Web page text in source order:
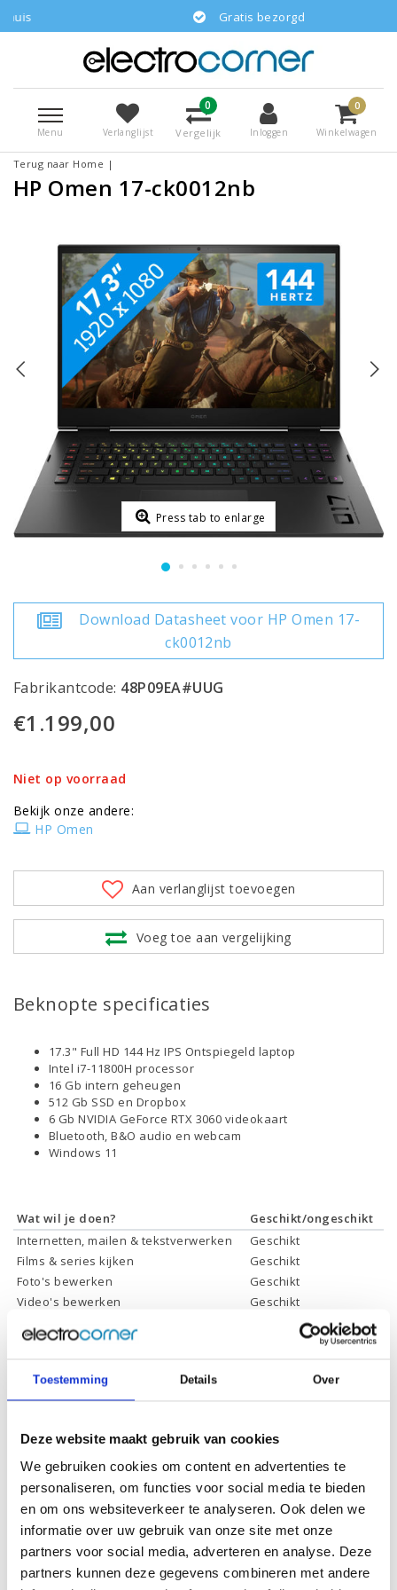
Toestemming Details Over
Deze website maakt gebruik van cookies
We gebruiken cookies om content en advertenties te
personaliseren, om functies voor social media te bieden
en om ons websiteverkeer te analyseren. Ook delen we
informatie over uw gebruik van onze site met onze
partners voor social media, adverteren en analyse. Deze
partners kunnen deze gegevens combineren met andere
Gratis bezorgd
Menu Verlanglijst
0
Vergelijk Inloggen
0
Winkelwagen
Terug naar Home |
HP Omen 17-ck0012nb
Press tab to enlarge
Download Datasheet voor HP Omen 17-
ck0012nb
Fabrikantcode: 48P09EA#UUG
€1.199,00
Niet op voorraad
Bekijk onze andere:
HP Omen
Aan verlanglijst toevoegen
Voeg toe aan vergelijking
Beknopte specificaties
17.3" Full HD 144 Hz IPS Ontspiegeld laptop
Intel i7-11800H processor
16 Gb intern geheugen
512 Gb SSD en Dropbox
6 Gb NVIDIA GeForce RTX 3060 videokaart
Bluetooth, B&O audio en webcam
Windows 11
Wat wil je doen?
Geschikt/ongeschikt
Internetten, mailen & tekstverwerken
Geschikt
Films & series kijken
Geschikt
Foto's bewerken
Geschikt
Video's bewerken
Geschikt
Geschikt *
Specificaties
Schermdiagonaal:
17.3 inch (43,9 cm)
Scherm resolutie:
1920 x 1080 (Full HD)
Touchscreen:
-
Scherm reflectie:
Ontspiegeld, Low blue light